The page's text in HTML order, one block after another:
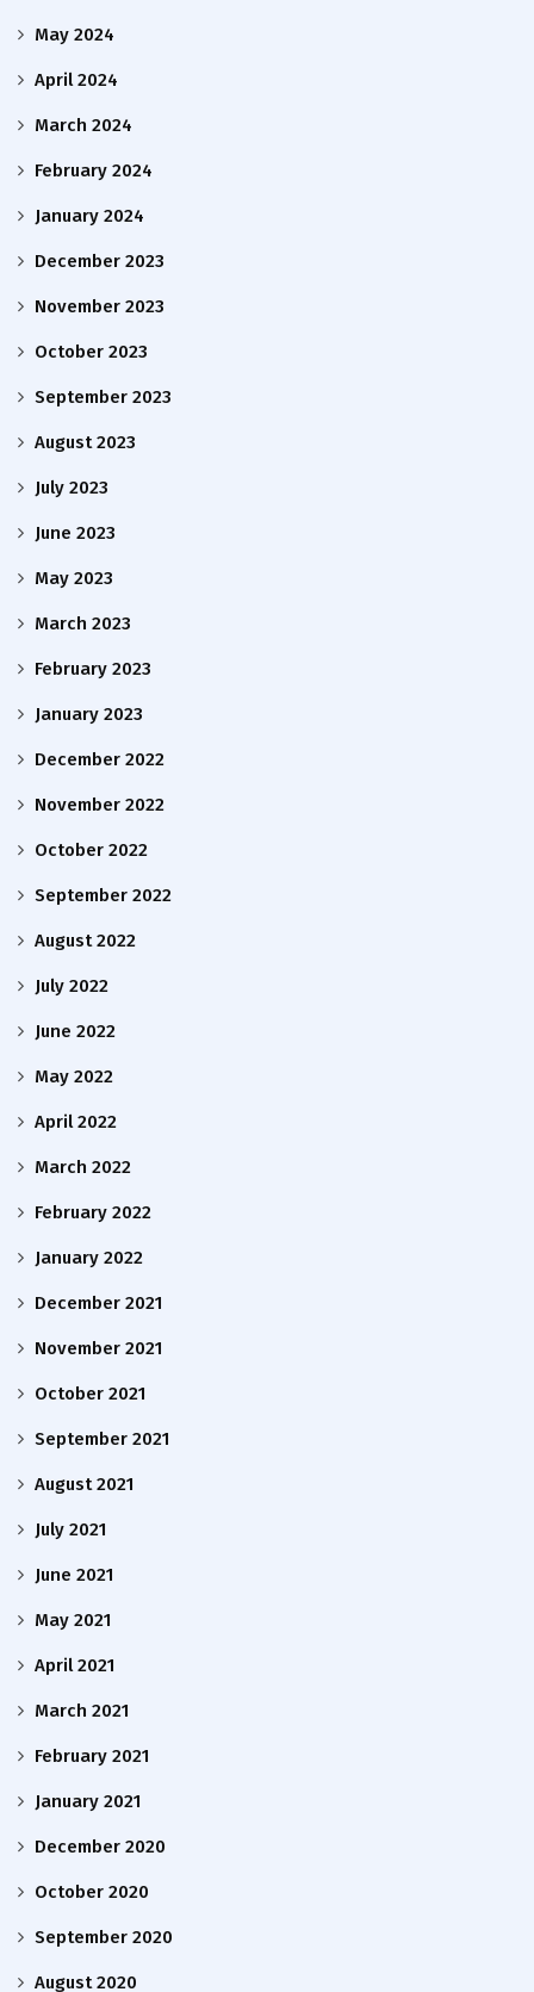
May 2024
April 2024
March 2024
February 2024
January 2024
December 2023
November 2023
October 2023
September 2023
August 2023
July 2023
June 2023
May 2023
March 2023
February 2023
January 2023
December 2022
November 2022
October 2022
September 2022
August 2022
July 2022
June 2022
May 2022
April 2022
March 2022
February 2022
January 2022
December 2021
November 2021
October 2021
September 2021
August 2021
July 2021
June 2021
May 2021
April 2021
March 2021
February 2021
January 2021
December 2020
October 2020
September 2020
August 2020